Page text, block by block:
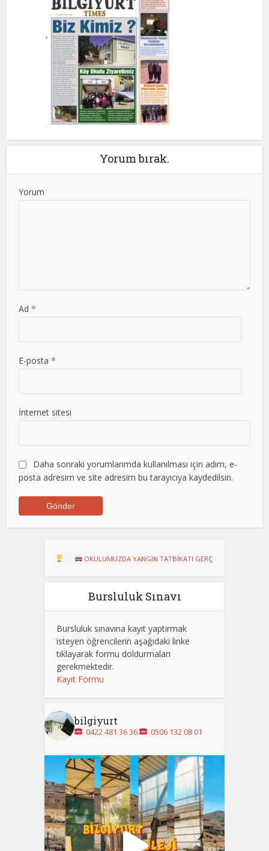
Yorum bırak.
Yorum
Ad*
E-posta*
İnternet sitesi
Daha sonraki yorumlarımda kullanılması için adım, e-
posta adresim ve site adresim bu tarayıcıya kaydedilsin.
OKULUMUZDA YANGIN TATBİKATI GERÇEKLEŞTİRİLDİ
Bursluluk Sınavı
Bursluluk sınavına kayıt yaptırmak
isteyen öğrencilerin aşağıdaki linke
tıklayarak formu doldurmaları
gerekmektedir.
Kayıt Formu
bilgiyurt
0422 481 36 36 0506 132 08 01